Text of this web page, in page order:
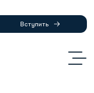
Вступить